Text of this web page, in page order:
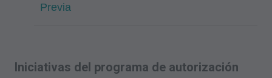
Previa
Iniciativas del programa de autorización